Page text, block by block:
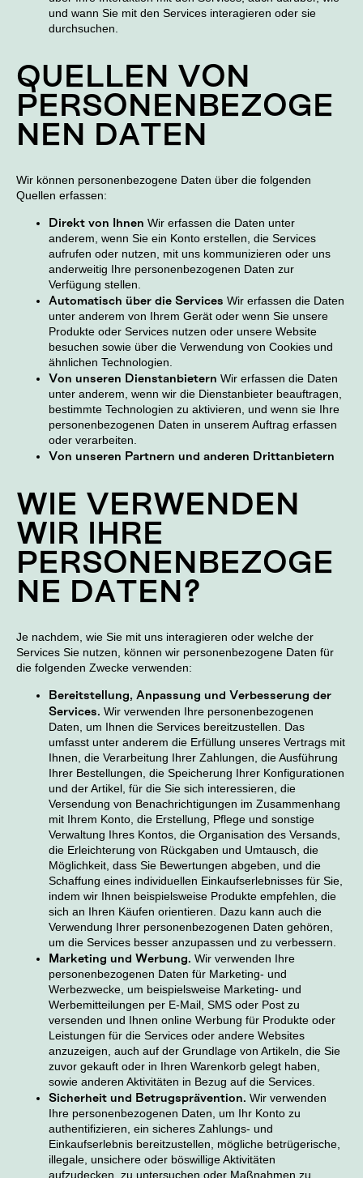
und wann Sie mit den Services interagieren oder sie
durchsuchen.
QUELLEN VON
PERSONENBEZOGE
NEN DATEN
Wir können personenbezogene Daten über die folgenden
Quellen erfassen:
Direkt von Ihnen Wir erfassen die Daten unter
anderem, wenn Sie ein Konto erstellen, die Services
aufrufen oder nutzen, mit uns kommunizieren oder uns
anderweitig Ihre personenbezogenen Daten zur
Verfügung stellen.
Automatisch über die Services Wir erfassen die Daten
unter anderem von Ihrem Gerät oder wenn Sie unsere
Produkte oder Services nutzen oder unsere Website
besuchen sowie über die Verwendung von Cookies und
ähnlichen Technologien.
Von unseren Dienstanbietern Wir erfassen die Daten
unter anderem, wenn wir die Dienstanbieter beauftragen,
bestimmte Technologien zu aktivieren, und wenn sie Ihre
personenbezogenen Daten in unserem Auftrag erfassen
oder verarbeiten.
Von unseren Partnern und anderen Drittanbietern
WIE VERWENDEN
WIR IHRE
PERSONENBEZOGE
NE DATEN?
Je nachdem, wie Sie mit uns interagieren oder welche der
Services Sie nutzen, können wir personenbezogene Daten für
die folgenden Zwecke verwenden:
Bereitstellung, Anpassung und Verbesserung der
Services. Wir verwenden Ihre personenbezogenen
Daten, um Ihnen die Services bereitzustellen. Das
umfasst unter anderem die Erfüllung unseres Vertrags mit
Ihnen, die Verarbeitung Ihrer Zahlungen, die Ausführung
Ihrer Bestellungen, die Speicherung Ihrer Konfigurationen
und der Artikel, für die Sie sich interessieren, die
Versendung von Benachrichtigungen im Zusammenhang
mit Ihrem Konto, die Erstellung, Pflege und sonstige
Verwaltung Ihres Kontos, die Organisation des Versands,
die Erleichterung von Rückgaben und Umtausch, die
Möglichkeit, dass Sie Bewertungen abgeben, und die
Schaffung eines individuellen Einkaufserlebnisses für Sie,
indem wir Ihnen beispielsweise Produkte empfehlen, die
sich an Ihren Käufen orientieren. Dazu kann auch die
Verwendung Ihrer personenbezogenen Daten gehören,
um die Services besser anzupassen und zu verbessern.
Marketing und Werbung. Wir verwenden Ihre
personenbezogenen Daten für Marketing- und
Werbezwecke, um beispielsweise Marketing- und
Werbemitteilungen per E-Mail, SMS oder Post zu
versenden und Ihnen online Werbung für Produkte oder
Leistungen für die Services oder andere Websites
anzuzeigen, auch auf der Grundlage von Artikeln, die Sie
zuvor gekauft oder in Ihren Warenkorb gelegt haben,
sowie anderen Aktivitäten in Bezug auf die Services.
Sicherheit und Betrugsprävention. Wir verwenden
Ihre personenbezogenen Daten, um Ihr Konto zu
authentifizieren, ein sicheres Zahlungs- und
Einkaufserlebnis bereitzustellen, mögliche betrügerische,
illegale, unsichere oder böswillige Aktivitäten
aufzudecken, zu untersuchen oder Maßnahmen zu